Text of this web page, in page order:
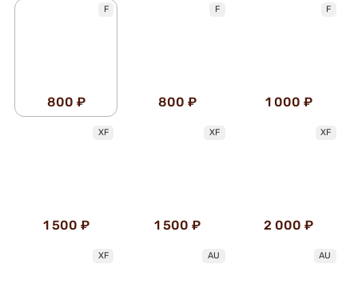
F
800 ₽
F
800 ₽
F
1 000 ₽
XF
1 500 ₽
XF
1 500 ₽
XF
2 000 ₽
XF AU AU